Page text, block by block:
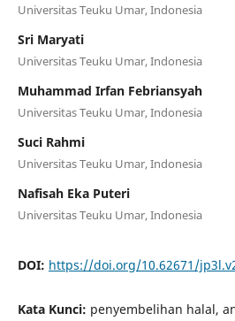
Universitas Teuku Umar, Indonesia
Sri Maryati
Universitas Teuku Umar, Indonesia
Muhammad Irfan Febriansyah
Universitas Teuku Umar, Indonesia
Suci Rahmi
Universitas Teuku Umar, Indonesia
Nafisah Eka Puteri
Universitas Teuku Umar, Indonesia
DOI: https://doi.org/10.62671/
Kata Kunci: penyembelihan halal,